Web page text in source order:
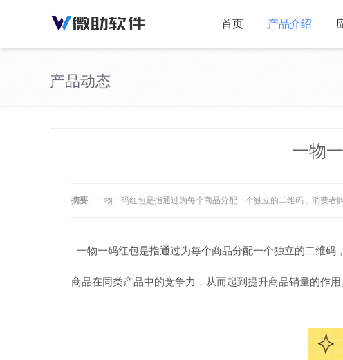
首页 产品介绍
产品动态
一物
摘要: 一物一码红包是指通过为每个商品分配一个独立的二维码，消费者
一物一码红包是指通过为每个商品分配一个独立的二维
商品在同类产品中的竞争力，从而起到提升商品销量的作用